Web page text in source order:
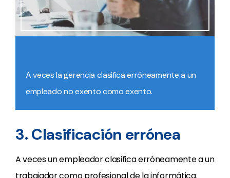
A veces la gerencia clasifica erróneamente a un
empleado no exento como exento.
3. Clasificación errónea
A veces un empleador clasifica erróneamente a un